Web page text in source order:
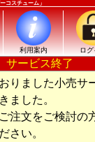
コスチューム」
利用案内 ログ
サービス終了
りました小売サ
ました。
注文をご検討の
さい。